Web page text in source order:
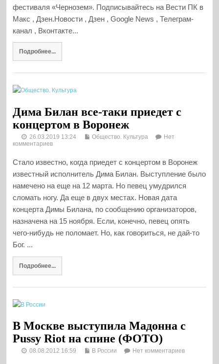
фестиваля «Чернозем». Подписывайтесь на Вести ПК в
Макс , Дзен.Новости , Дзен , Google News , Телеграм-
канал , Вконтакте...
Подробнее...
Дима Билан все-таки приедет с
концертом в Воронеж
26.03.2019 13:24 Общество. Культура
Нет
комментариев
Стало известно, когда приедет с концертом в Воронеж
известный исполнитель Дима Билан. Выступление было
намечено на еще на 12 марта. Но певец умудрился
сломать ногу. Да еще в двух местах. Новая дата
концерта Димы Билана, по сообщению организаторов,
назначена на 15 ноября. Если, конечно, певец опять
чего-нибудь не поломает. Но, как говориться, не дай-то
Бог. ...
Подробнее...
В Москве выступила Мадонна с
Pussy Riot на спине (ФОТО)
08.08.2012 16:59 В России Нет комментариев